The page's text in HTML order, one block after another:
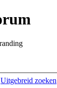
Uitgebreid zoeken